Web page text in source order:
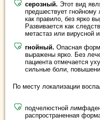
серозный. Этот вид
предшествует гнойному
как правило, без ярко
Развивается как
метастаз или вирусной
гнойный. Опасная
выражены ярко. Без
пациента отмечается
сильные боли,
По месту локализации
подчелюстной
распространенная